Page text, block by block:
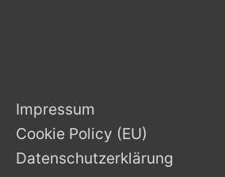
Impressum
Cookie Policy (EU)
Datenschutzerklärung